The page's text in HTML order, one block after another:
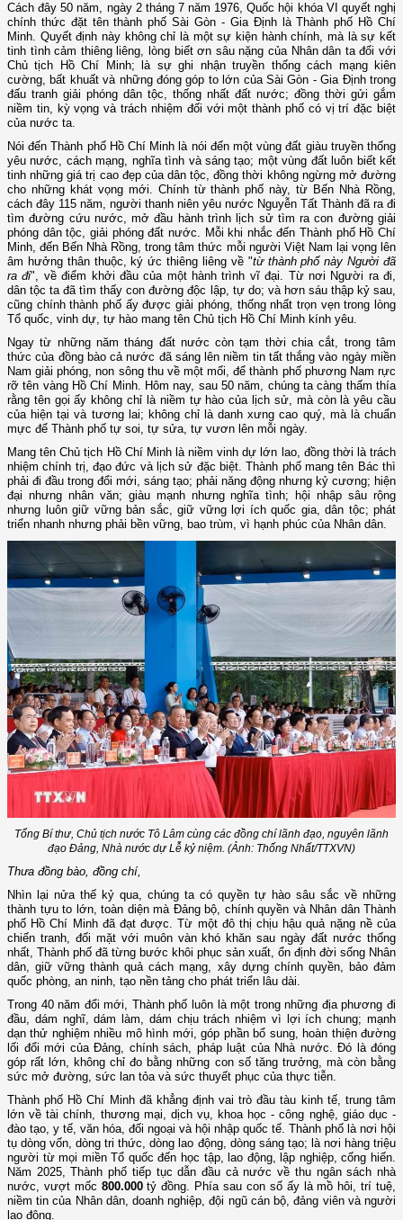
Cách đây 50 năm, ngày 2 tháng 7 năm 1976, Quốc hội khóa VI quyết nghị
chính thức đặt tên thành phố Sài Gòn - Gia Định là Thành phố Hồ Chí
Minh. Quyết định này không chỉ là một sự kiện hành chính, mà là sự kết
tinh tình cảm thiêng liêng, lòng biết ơn sâu nặng của Nhân dân ta đối với
Chủ tịch Hồ Chí Minh; là sự ghi nhận truyền thống cách mạng kiên
cường, bất khuất và những đóng góp to lớn của Sài Gòn - Gia Định trong
đấu tranh giải phóng dân tộc, thống nhất đất nước; đồng thời gửi gắm
niềm tin, kỳ vọng và trách nhiệm đối với một thành phố có vị trí đặc biệt
của nước ta.
Nói đến Thành phố Hồ Chí Minh là nói đến một vùng đất giàu truyền thống
yêu nước, cách mạng, nghĩa tình và sáng tạo; một vùng đất luôn biết kết
tinh những giá trị cao đẹp của dân tộc, đồng thời không ngừng mở đường
cho những khát vọng mới. Chính từ thành phố này, từ Bến Nhà Rồng,
cách đây 115 năm, người thanh niên yêu nước Nguyễn Tất Thành đã ra đi
tìm đường cứu nước, mở đầu hành trình lịch sử tìm ra con đường giải
phóng dân tộc, giải phóng đất nước. Mỗi khi nhắc đến Thành phố Hồ Chí
Minh, đến Bến Nhà Rồng, trong tâm thức mỗi người Việt Nam lại vọng lên
âm hưởng thân thuộc, ký ức thiêng liêng về "từ thành phố này Người đã
ra đi", về điểm khởi đầu của một hành trình vĩ đại. Từ nơi Người ra đi,
dân tộc ta đã tìm thấy con đường độc lập, tự do; và hơn sáu thập kỷ sau,
cũng chính thành phố ấy được giải phóng, thống nhất trọn vẹn trong lòng
Tổ quốc, vinh dự, tự hào mang tên Chủ tịch Hồ Chí Minh kính yêu.
Ngay từ những năm tháng đất nước còn tạm thời chia cắt, trong tâm
thức của đồng bào cả nước đã sáng lên niềm tin tất thắng vào ngày miền
Nam giải phóng, non sông thu về một mối, để thành phố phương Nam rực
rỡ tên vàng Hồ Chí Minh. Hôm nay, sau 50 năm, chúng ta càng thấm thía
rằng tên gọi ấy không chỉ là niềm tự hào của lịch sử, mà còn là yêu cầu
của hiện tại và tương lai; không chỉ là danh xưng cao quý, mà là chuẩn
mực để Thành phố tự soi, tự sửa, tự vươn lên mỗi ngày.
Mang tên Chủ tịch Hồ Chí Minh là niềm vinh dự lớn lao, đồng thời là trách
nhiệm chính trị, đạo đức và lịch sử đặc biệt. Thành phố mang tên Bác thì
phải đi đầu trong đổi mới, sáng tạo; phải năng động nhưng kỷ cương; hiện
đại nhưng nhân văn; giàu mạnh nhưng nghĩa tình; hội nhập sâu rộng
nhưng luôn giữ vững bản sắc, giữ vững lợi ích quốc gia, dân tộc; phát
triển nhanh nhưng phải bền vững, bao trùm, vì hạnh phúc của Nhân dân.
Tổng Bí thư, Chủ tịch nước Tô Lâm cùng các đồng chí lãnh đạo, nguyên lãnh
đạo Đảng, Nhà nước dự Lễ kỷ niệm. (Ảnh: Thống Nhất/TTXVN)
Thưa đồng bào, đồng chí,
Nhìn lại nửa thế kỷ qua, chúng ta có quyền tự hào sâu sắc về những
thành tựu to lớn, toàn diện mà Đảng bộ, chính quyền và Nhân dân Thành
phố Hồ Chí Minh đã đạt được. Từ một đô thị chịu hậu quả nặng nề của
chiến tranh, đối mặt với muôn vàn khó khăn sau ngày đất nước thống
nhất, Thành phố đã từng bước khôi phục sản xuất, ổn định đời sống Nhân
dân, giữ vững thành quả cách mạng, xây dựng chính quyền, bảo đảm
quốc phòng, an ninh, tạo nền tảng cho phát triển lâu dài.
Trong 40 năm đổi mới, Thành phố luôn là một trong những địa phương đi
đầu, dám nghĩ, dám làm, dám chịu trách nhiệm vì lợi ích chung; mạnh
dạn thử nghiệm nhiều mô hình mới, góp phần bổ sung, hoàn thiện đường
lối đổi mới của Đảng, chính sách, pháp luật của Nhà nước. Đó là đóng
góp rất lớn, không chỉ đo bằng những con số tăng trưởng, mà còn bằng
sức mở đường, sức lan tỏa và sức thuyết phục của thực tiễn.
Thành phố Hồ Chí Minh đã khẳng định vai trò đầu tàu kinh tế, trung tâm
lớn về tài chính, thương mại, dịch vụ, khoa học - công nghệ, giáo dục -
đào tạo, y tế, văn hóa, đối ngoại và hội nhập quốc tế. Thành phố là nơi hội
tụ dòng vốn, dòng tri thức, dòng lao động, dòng sáng tạo; là nơi hàng triệu
người từ mọi miền Tổ quốc đến học tập, lao động, lập nghiệp, cống hiến.
Năm 2025, Thành phố tiếp tục dẫn đầu cả nước về thu ngân sách nhà
nước, vượt mốc 800.000tỷ đồng. Phía sau con số ấy là mồ hôi, trí tuệ,
niềm tin của Nhân dân, doanh nghiệp, đội ngũ cán bộ, đảng viên và người
lao động.